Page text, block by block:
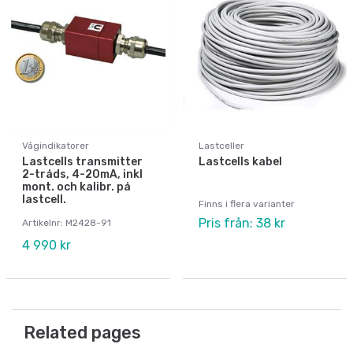
Vågindikatorer
Lastcells transmitter
2-tråds, 4-20mA, inkl
mont. och kalibr. på
lastcell.
Artikelnr: M2428-91
4 990 kr
Lastceller
Lastcells kabel
Finns i flera varianter
Pris från: 38 kr
Related pages